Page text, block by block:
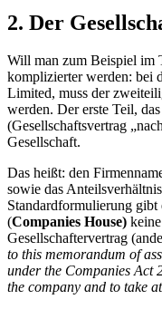
2. Der
Will man zum Beispiel im
komplizierter werden: bei
Limited, muss der
werden. Der erste Teil, das
(Gesellschaftsvertrag
Gesellschaft.
Das heißt: den
sowie das
Standardformulierung gibt
(Companies House)
Gesellschaftervertrag
to this memorandum of
under the Companies Act
the company and to take